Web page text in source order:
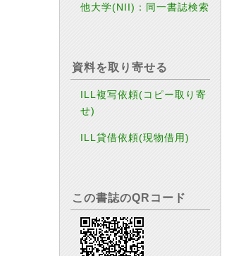
他大学(NII)：同一書誌検索
資料を取り寄せる
ILL複写依頼(コピー取り寄
せ)
ILL貸借依頼(現物借用)
この書誌のQRコード